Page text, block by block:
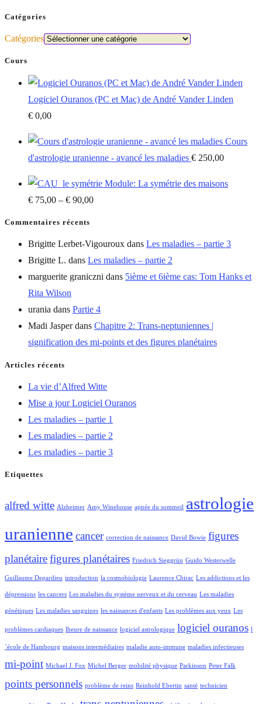
Catégories
Catégories
Cours
Logiciel Ouranos (PC et Mac) de André Vander Linden
€ 0,00
Cours
d'astrologie uranienne - avancé les maladies € 250,00
Module: La symétrie des maisons
€ 75,00 – € 90,00
Commentaires récents
Brigitte Lerbet-Vigouroux dans Les maladies – partie 3
Brigitte L. dans Les maladies – partie 2
marguerite graniczni dans 5ième et 6ième cas: Tom Hanks et
Rita Wilson
urania dans Partie 4
Madi Jasperdans Chapitre 2: Trans-neptuniennes |
signification des mi-points et des figures planétaires
Articles récents
La vie d’Alfred Witte
Mise a jour Logiciel Ouranos
Les maladies – partie 1
Les maladies – partie 2
Les maladies – partie 3
Etiquettes
alfred witte Alzheimer Amy Winehouse apnée du sommeil astrologie
uranienne cancer correction de naissance David Bowie figures
planétairefigures planétaires Friedrich Sieggrün Guido Westerwelle
Guillaume Depardieu introduction la cosmobiologie Laurence Chirac Les addictions et les
dépressions les cancers Les maladies du système nerveux et du cerveau Les maladies
génétiques Les maladies sanguines les naissances d'enfants Les problèmes aux yeux Les
problèmes cardiaques lheure de naissance logiciel astrologique logiciel ouranos l
´école de Hambourg maisons intermédiaires maladie auto-immune maladies infectieuses
mi-point Michael J. Fox Michel Berger mobilité physique Parkinson Peter Falk
points personnels problème de reins Reinhold Ebertin santé technicien